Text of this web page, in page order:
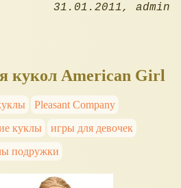
31.01.2011 admin
кукол American Girl
Pleasant Company
куклы
игры для девочек
подружки